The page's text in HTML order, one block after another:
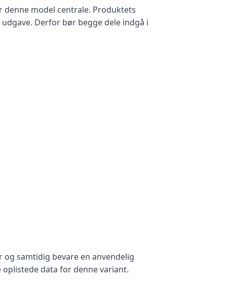
model centrale. Produktets
Derfor bør begge dele indgå i
og samtidig bevare en anvendelig
data for denne variant.